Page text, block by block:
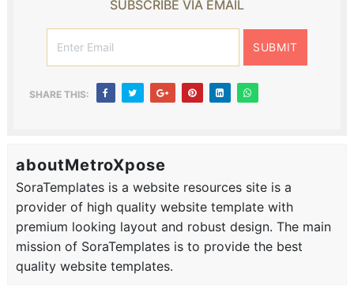
SUBSCRIBE VIA EMAIL
SHARE THIS:
aboutMetroXpose
SoraTemplates is a website resources site is a
provider of high quality website template with
premium looking layout and robust design. The main
mission of SoraTemplates is to provide the best
quality website templates.